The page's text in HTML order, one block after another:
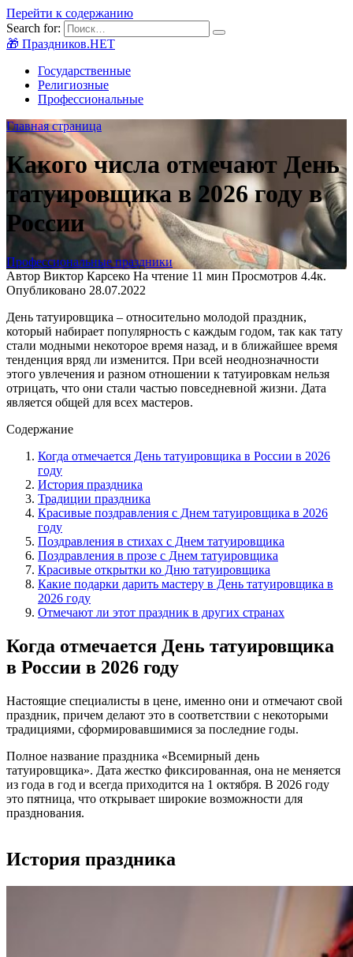
Перейти к содержанию
Search for:
🎁 Праздников.НЕТ
Государственные
Религиозные
Профессиональные
Главная страница
Какого числа отмечают День
татуировщика в 2026 году в
России
Профессиональные праздники
Автор Виктор Карсеко На чтение 11 мин Просмотров 4.4к.
Опубликовано 28.07.2022
День татуировщика – относительно молодой праздник,
который набирает популярность с каждым годом, так как тату
стали модными некоторое время назад, и в ближайшее время
тенденция вряд ли изменится. При всей неоднозначности
этого увлечения и разном отношении к татуировкам нельзя
отрицать, что они стали частью повседневной жизни. Дата
является общей для всех мастеров.
Содержание
Когда отмечается День татуировщика в России в 2026
году
История праздника
Традиции праздника
Красивые поздравления с Днем татуировщика в 2026
году
Поздравления в стихах с Днем татуировщика
Поздравления в прозе с Днем татуировщика
Красивые открытки ко Дню татуировщика
Какие подарки дарить мастеру в День татуировщика в
2026 году
Отмечают ли этот праздник в других странах
Когда отмечается День татуировщика
в России в 2026 году
Настоящие специалисты в цене, именно они и отмечают свой
праздник, причем делают это в соответствии с некоторыми
традициями, сформировавшимися за последние годы.
Полное название праздника «Всемирный день
татуировщика». Дата жестко фиксированная, она не меняется
из года в год и всегда приходится на 1 октября. В 2026 году
это пятница, что открывает широкие возможности для
празднования.
История праздника